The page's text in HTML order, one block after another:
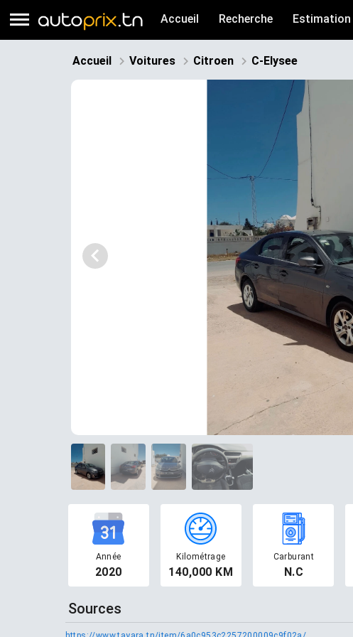
Accueil Recherche Estimation
Accueil Voitures Citroen C-Elysee
Année
2020
Kilométrage
140,000 KM
Carburant
N.C
Sources